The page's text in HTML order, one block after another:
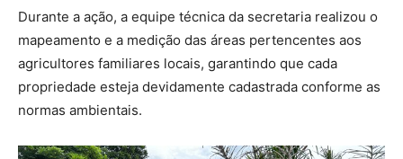
Durante a ação, a equipe técnica da secretaria realizou o
mapeamento e a medição das áreas pertencentes aos
agricultores familiares locais, garantindo que cada
propriedade esteja devidamente cadastrada conforme as
normas ambientais.